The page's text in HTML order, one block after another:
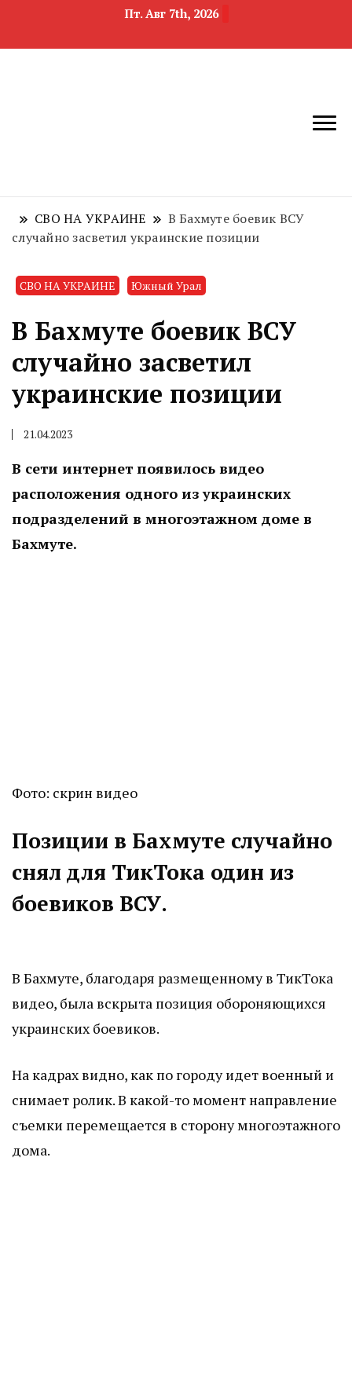
Пт. Авг 7th, 2026
область
недвижимости
СВО НА УКРАИНЕ
В Бахмуте боевик ВСУ
случайно засветил украинские позиции
СВО НА УКРАИНЕ Южный Урал
В Бахмуте боевик ВСУ
случайно засветил
украинские позиции
21.04.2023
В сети интернет появилось видео
расположения одного из украинских
подразделений в многоэтажном доме в
Бахмуте.
Фото: скрин видео
Позиции в Бахмуте случайно
снял для ТикТока один из
боевиков ВСУ.
В Бахмуте, благодаря размещенному в ТикТока
видео, была вскрыта позиция обороняющихся
украинских боевиков.
На кадрах видно, как по городу идет военный и
снимает ролик. В какой-то момент направление
съемки перемещается в сторону многоэтажного
дома.